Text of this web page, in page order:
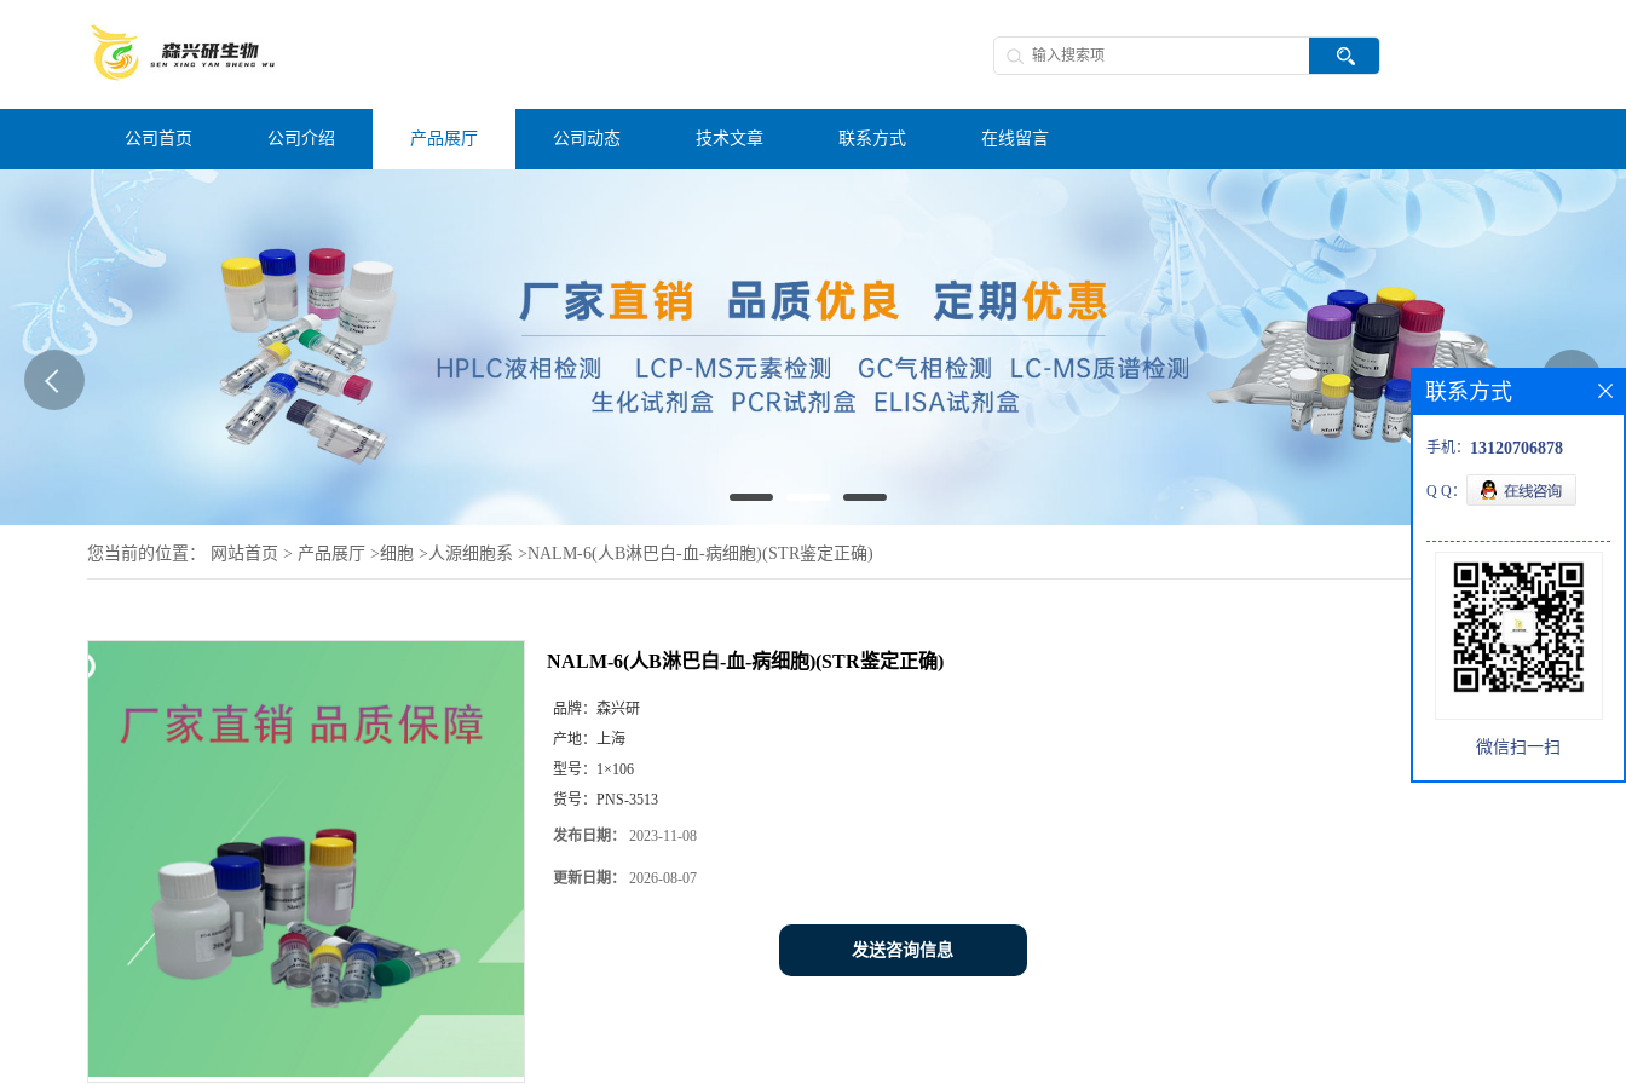
公司首页 公司介绍 产品展厅 公司动态 技术文章 联系方式 在线留言
您当前的位置： 网站首页 > 产品展厅 >细胞 >人源细胞系 >NALM-6(人B淋巴白-血-病细胞)(STR鉴定正确)
NALM-6(人B淋巴白-血-病细胞)(STR鉴定正确)
品牌： 森兴研
产地： 上海
型号： 1×106
货号： PNS-3513
发布日期： 2023-11-08
更新日期： 2026-08-07
发送咨询信息
联系方式
手机： 13120706878
Q Q：
微信扫一扫